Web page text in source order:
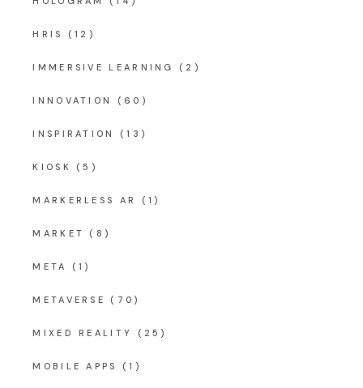
HRIS (12)
IMMERSIVE LEARNING (2)
INNOVATION (60)
INSPIRATION (13)
KIOSK (5)
MARKERLESS AR (1)
MARKET (8)
META (1)
METAVERSE (70)
MIXED REALITY (25)
MOBILE APPS (1)